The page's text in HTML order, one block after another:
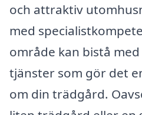
och attraktiv
med
område kan bistå
tjänster som gör det
om din trädgård.